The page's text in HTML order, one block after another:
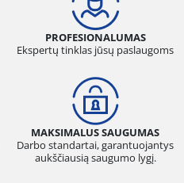
PROFESIONALUMAS
Ekspertų tinklas jūsų paslaugoms
MAKSIMALUS SAUGUMAS
Darbo standartai, garantuojantys
aukščiausią saugumo lygį.